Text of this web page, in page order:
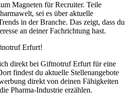
Magneten für Recruiter. Teile
sei es über aktuelle
in der Branche. Das zeigt, dass du
an deiner Fachrichtung hast.
Erfurt!
direkt bei Giftnotruf Erfurt für eine
findest du aktuelle Stellenangebote
direkt von deinen Fähigkeiten
Pharma-Industrie erzählen.